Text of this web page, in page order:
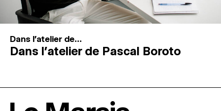
Dans l'atelier de...
Dans l’atelier de Pascal Boroto